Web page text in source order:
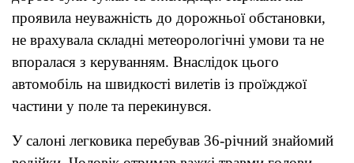
проявила неуважність до дорожньої обстановки,
не врахувала складні метеорологічні умови та не
впоралася з керуванням. Внаслідок цього
автомобіль на швидкості вилетів із проїжджої
частини у поле та перекинувся.
У салоні легковика перебував 36-річний знайомий